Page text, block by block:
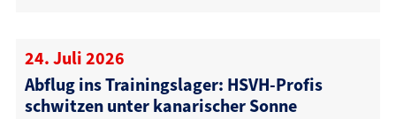
24. Juli 2026
Abflug ins Trainingslager: HSVH-Profis
schwitzen unter kanarischer Sonne